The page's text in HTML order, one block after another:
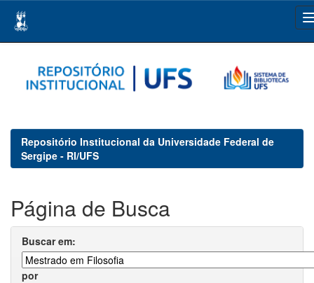
navigation
Repositório Institucional da Universidade Federal de
Sergipe - RI/UFS
Página de Busca
Buscar em:
por